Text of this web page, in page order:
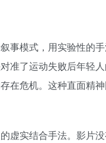
事模式，用实验性的
准了运动失败后年轻
在危机。这种直面精
虚实结合手法。影片